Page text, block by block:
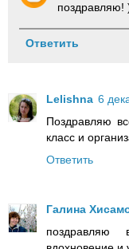
поздравляю!
Ответить
Lelishna 6
Поздравляю
класс и
Ответить
Галина